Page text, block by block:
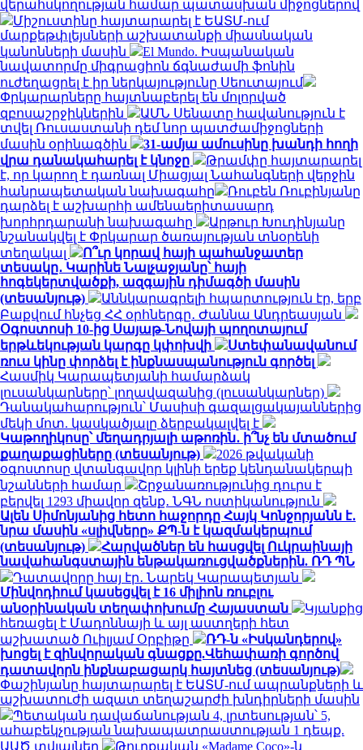
վերահսկողության համար պատասխան միջոցներով
Միշուստինը հայտարարել է ԵԱՏՄ-ում
մարքեթփլեյսների աշխատանքի միասնական
կանոնների մասին
El Mundo. Իսպանական
նավատորմը միգրացիոն ճգնաժամի ֆոնին
ուժեղացրել է իր ներկայությունը Սեուտայում
Փրկարարները հայտնաբերել են մոլորված
զբոսաշրջիկներին
ԱՄՆ Սենատը հավանություն է
տվել Ռուսաստանի դեմ նոր պատժամիջոցների
մասին օրինագծին
31-ամյա ամուսինը խանդի հողի
վրա դանակահարել է կնոջը
Թրամփը հայտարարել
է, որ կարող է դառնալ Միացյալ Նահանգների վերջին
հանրապետական ​​նախագահը
Ռուբեն Ռուբինյանը
դարձել է աշխարհի ամենաերիտասարդ
խորհրդարանի նախագահը
Արթուր Խուդինյանը
նշանակվել է Փրկարար ծառայության տնօրենի
տեղակալ
Ո՞ւր կորավ հայի պահանջատեր
տեսակը․ Կարինե Նալչաջյանը՝ հայի
հոգեկերտվածքի, ազգային դիմագծի մասին
(տեսանյութ)
Աննկարագրելի հպարտություն էր, երբ
Բաքվում հնչեց ՀՀ օրհներգը․ Ժաննա Անդրեասյան
Օգոստոսի 10-ից Սայաթ-Նովայի պողոտայում
երթևեկության կարգը կփոխվի
Ստեփանավանում
ռուս կինը փորձել է ինքնասպանություն գործել
Հասմիկ Կարապետյանի համարձակ
լուսանկարները՝ լողավազանից (լուսանկարներ)
Դանակահարություն՝ Մասիսի գազալցակայաններից
մեկի մոտ. կասկածյալը ձերբակալվել է
Կաթողիկոսը՝ մեղադրյալի աթոռին․ ի՞նչ են մտածում
քաղաքացիները (տեսանյութ)
2026 թվականի
օգոստոսը վտանգավոր կլինի երեք կենդանակերպի
նշանների համար
Շրջանառությունից դուրս է
բերվել 1293 միավոր զենք․ ՆԳՆ ոստիկանություն
Ալեն Սիմոնյանից հետո հաջորդը Հայկ Կոնջորյանն է․
նրա մասին «սլիվները» ՔՊ-ն է կազմակերպում
(տեսանյութ)
Հարվածներ են հասցվել Ուկրաինայի
նավահանգստային ենթակառուցվածքներին. ՌԴ ՊՆ
Դատավորը հայ էր․ Նարեկ Կարապետյան
Մինվոդիում կասեցվել է 16 միլիոն ռուբլու
անօրինական տեղափոխումը Հայաստան
Կյանքից
հեռացել է Մադոննայի և այլ աստղերի հետ
աշխատած Ուիլյամ Օրբիթը
ՌԴ-ն «Իսկանդերով»
խոցել է զինվորական գնացքը.Վեհափառի գործով
դատավորն ինքնաբացարկ հայտնեց (տեսանյութ)
Փաշինյանը հայտարարել է ԵԱՏՄ-ում ապրանքների և
աշխատուժի ազատ տեղաշարժի խնդիրների մասին
Պետական դավաճանության 4, լրտեսության՝ 5,
ահաբեկչության նախապատրաստության 1 դեպք.
ԱԱԾ տվյալներ
Թուրքական «Madame Coco»-ն